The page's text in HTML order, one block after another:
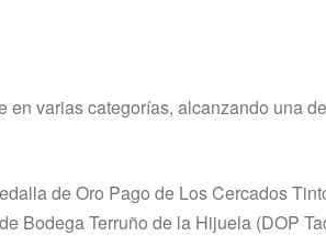
varias categorías, alcanzando una
de Oro Pago de Los Cercados
Bodega Terruño de la Hijuela (DOP